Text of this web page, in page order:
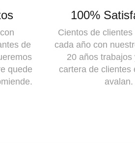
de
quede
100%
Cientos de
cada año con
20 años trabajos
cartera de clientes
avalan.